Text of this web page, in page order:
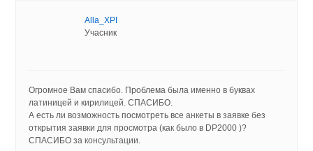
Alla_XPI
Учасник
Огромное Вам спасибо. Проблема была именно в буквах
латиницей и кирилицей. СПАСИБО.
А есть ли возможность посмотреть все анкеты в заявке без
открытия заявки для просмотра (как было в DP2000 )?
СПАСИБО за консультации.